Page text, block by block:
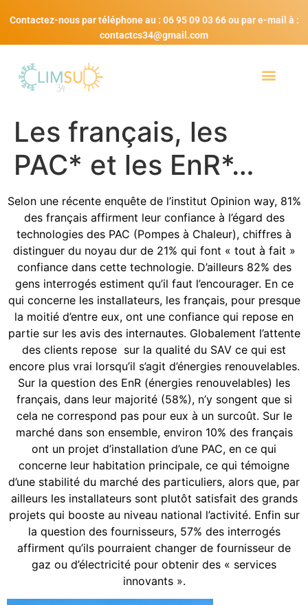
Contactez-nous par téléphone au : 06 95 09 03 66 ou par e-mail à :
contactcs34@gmail.com
Les français, les
PAC* et les EnR*…
Selon une récente enquête de l’institut Opinion way, 81%
des français affirment leur confiance à l’égard des
technologies des PAC (Pompes à Chaleur), chiffres à
distinguer du noyau dur de 21% qui font « tout à fait »
confiance dans cette technologie. D’ailleurs 82% des
gens interrogés estiment qu’il faut l’encourager. En ce
qui concerne les installateurs, les français, pour presque
la moitié d’entre eux, ont une confiance qui repose en
partie sur les avis des internautes. Globalement l’attente
des clients repose sur la qualité du SAV ce qui est
encore plus vrai lorsqu’il s’agit d’énergies renouvelables.
Sur la question des EnR (énergies renouvelables) les
français, dans leur majorité (58%), n’y songent que si
cela ne correspond pas pour eux à un surcoût. Sur le
marché dans son ensemble, environ 10% des français
ont un projet d’installation d’une PAC, en ce qui
concerne leur habitation principale, ce qui témoigne
d’une stabilité du marché des particuliers, alors que, par
ailleurs les installateurs sont plutôt satisfait des grands
projets qui booste au niveau national l’activité. Enfin sur
la question des fournisseurs, 57% des interrogés
affirment qu’ils pourraient changer de fournisseur de
gaz ou d’électricité pour obtenir des « services
innovants ».